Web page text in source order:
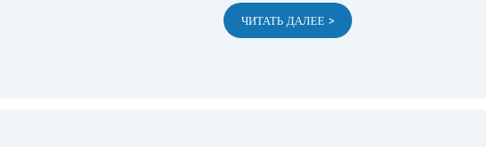
ЧИТАТЬ ДАЛЕЕ >